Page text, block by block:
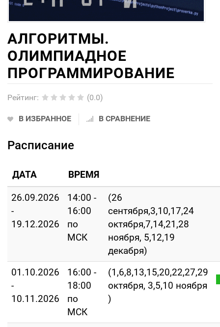
АЛГОРИТМЫ.
ОЛИМПИАДНОЕ
ПРОГРАММИРОВАНИЕ
Рейтинг: (0.0)
В ИЗБРАННОЕ В СРАВНЕНИЕ
Расписание
ДАТА ВРЕМЯ
26.09.2026
-
19.12.2026
14:00 -
16:00
по
МСК
(26
сентября,3,10,17,24
октября,7,14,21,28
ноября, 5,12,19
декабря)
01.10.2026
-
10.11.2026
16:00 -
18:00
по
МСК
(1,6,8,13,15,20,22,27,29
октября, 3,5,10 ноября
)